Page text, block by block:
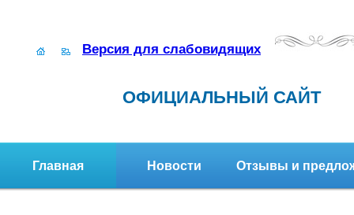
Версия для слабовидящих
ОФИЦИАЛЬНЫЙ САЙТ
Главная Новости Отзывы и